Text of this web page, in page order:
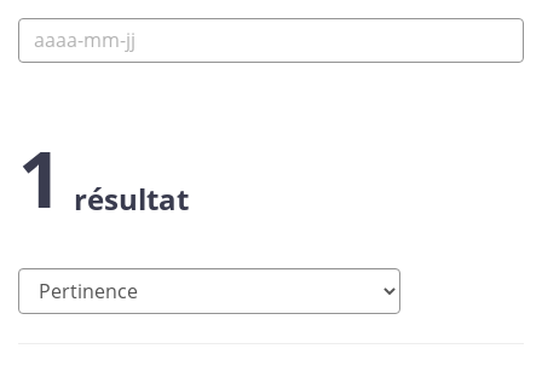
1 résultat